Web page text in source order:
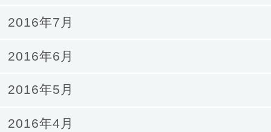
2016年7月
2016年6月
2016年5月
2016年4月